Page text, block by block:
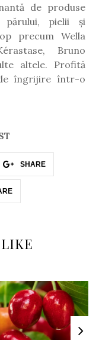
de produse
părului, pielii și
precum Wella
Bruno
altele. Profită
îngrijire într-o
SHARE